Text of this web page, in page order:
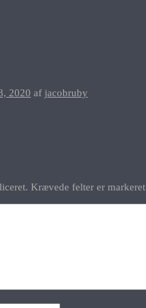
2020 af jacobruby
Krævede felter er